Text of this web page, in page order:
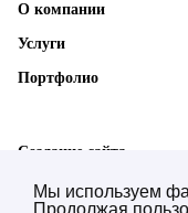
О компании
Услуги
Портфолио
Создание сайта
SEO-продвижение сайта
Мы используем
Продолжая